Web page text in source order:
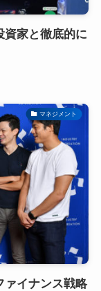
資家と徹底的に
マネジメント
ァイナンス戦略